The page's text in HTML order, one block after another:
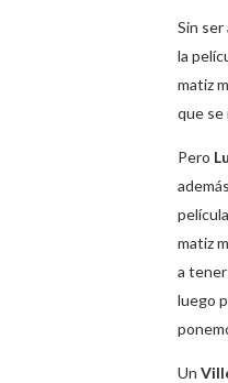
Sin
la
matiz
que se
Pero
matiz
a
luego
Un